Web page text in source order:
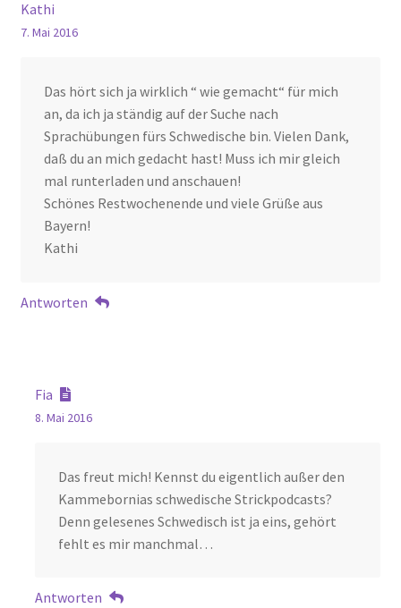
Kathi
7. Mai 2016
Das hört sich ja wirklich “ wie gemacht“ für mich
an, da ich ja ständig auf der Suche nach
Sprachübungen fürs Schwedische bin. Vielen Dank,
daß du an mich gedacht hast! Muss ich mir gleich
mal runterladen und anschauen!
Schönes Restwochenende und viele Grüße aus
Bayern!
Kathi
Antworten
Fia
8. Mai 2016
Das freut mich! Kennst du eigentlich außer den
Kammebornias schwedische Strickpodcasts?
Denn gelesenes Schwedisch ist ja eins, gehört
fehlt es mir manchmal…
Antworten